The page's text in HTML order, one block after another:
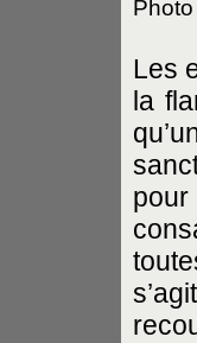
Les
la